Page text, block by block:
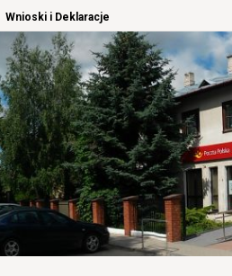
Wnioski i Deklaracje